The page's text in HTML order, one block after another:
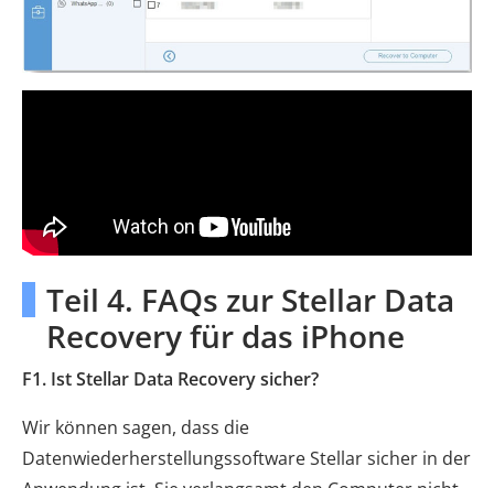
Teil 4. FAQs zur Stellar Data
Recovery für das iPhone
F1. Ist Stellar Data Recovery sicher?
Wir können sagen, dass die
Datenwiederherstellungssoftware Stellar sicher in der